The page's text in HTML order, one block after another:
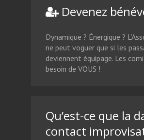
Devenez
Dynamique ? Énergique ?
ne peut voguer que si les
deviennent équipage. Les
besoin de VOUS !
Qu’est-ce que la
contact